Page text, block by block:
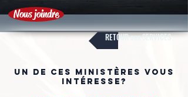
Nous joindre
RETOUR aux SERVICES
Un de ces ministères vous
intéresse?